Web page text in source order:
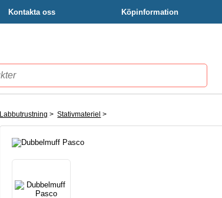
Kontakta oss Köpinformation
Labbutrustning >Stativmateriel >